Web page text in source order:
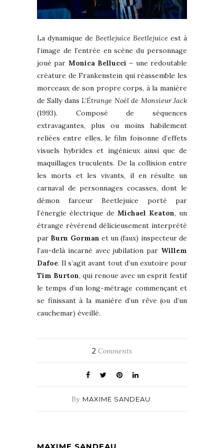
La dynamique de Beetlejuice Beetlejuice est à
l’image de l’entrée en scène du personnage
joué par Monica Bellucci – une redoutable
créature de Frankenstein qui réassemble les
morceaux de son propre corps, à la manière
de Sally dansL’Étrange Noël de Monsieur Jack
(1993). Composé de séquences
extravagantes, plus ou moins habilement
reliées entre elles, le film foisonne d’effets
visuels hybrides et ingénieux ainsi que de
maquillages truculents. De la collision entre
les morts et les vivants, il en résulte un
carnaval de personnages cocasses, dont le
démon farceur Beetlejuice porté par
l’énergie électrique de Michael Keaton, un
étrange révérend délicieusement interprété
par Burn Gorman et un (faux) inspecteur de
l’au-delà incarné avec jubilation par Willem
Dafoe. Il s’agit avant tout d’un exutoire pour
Tim Burton, qui renoue avec un esprit festif
le temps d’un long-métrage commençant et
se finissant à la manière d’un rêve (ou d’un
cauchemar) éveillé.
2 Comments
By MAXIME SANDEAU